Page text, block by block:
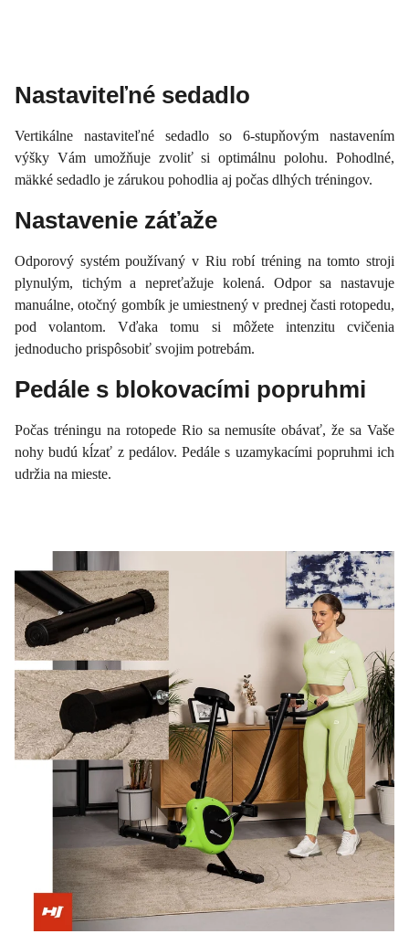
Nastaviteľné sedadlo
Vertikálne nastaviteľné sedadlo so 6-stupňovým nastavením
výšky Vám umožňuje zvoliť si optimálnu polohu. Pohodlné,
mäkké sedadlo je zárukou pohodlia aj počas dlhých tréningov.
Nastavenie záťaže
Odporový systém používaný v Riu robí tréning na tomto stroji
plynulým, tichým a nepreťažuje kolená. Odpor sa nastavuje
manuálne, otočný gombík je umiestnený v prednej časti rotopedu,
pod volantom. Vďaka tomu si môžete intenzitu cvičenia
jednoducho prispôsobiť svojim potrebám.
Pedále s blokovacími popruhmi
Počas tréningu na rotopede Rio sa nemusíte obávať, že sa Vaše
nohy budú kĺzať z pedálov. Pedále s uzamykacími popruhmi ich
udržia na mieste.